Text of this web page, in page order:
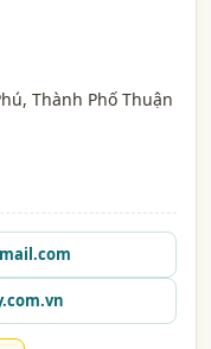
Thành Phố Thuận